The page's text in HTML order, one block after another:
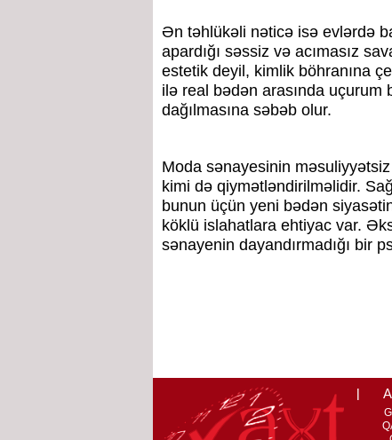
Ən təhlükəli nəticə isə evlərdə
apardığı səssiz və acımasız
estetik deyil, kimlik böhranına
ilə real bədən arasında
dağılmasına səbəb olur.
Moda sənayesinin
kimi də qiymətləndirilməlidir.
bunun üçün yeni bədən
köklü islahatlara ehtiyac var.
sənayenin dayandırmadığı bir